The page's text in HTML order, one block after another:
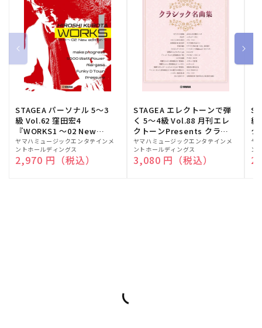
STAGEA パーソナル 5～3
級 Vol.62 窪田宏4
『WORKS1 ～02 New
edition～』
販
売
元:
ヤマハミュージックエンタテインメ
ントホールディングス
通常価格
2,970 円（税込）
STAGEA エレクトーンで弾
く 5～4級 Vol.88 月刊エレ
クトーンPresents クラシ
ック名曲集
販
売
元:
ヤマハミュージックエンタテインメ
ントホールディングス
通常価格
3,080 円（税込）
級
ク
販
売
元:
ヤ
ン